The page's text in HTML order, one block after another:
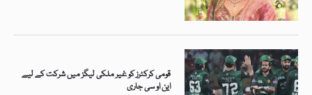
قومی کرکٹرز کو غیر ملکی لیگز میں شرکت کے لیے
این او سی جاری